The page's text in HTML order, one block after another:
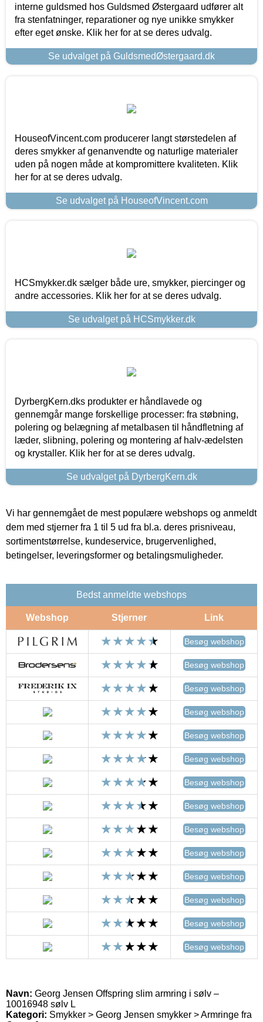
interne guldsmed hos Guldsmed Østergaard udfører alt
fra stenfatninger, reparationer og nye unikke smykker
efter eget ønske. Klik her for at se deres udvalg.
Se udvalget på GuldsmedØstergaard.dk
HouseofVincent.com producerer langt størstedelen af
deres smykker af genanvendte og naturlige materialer
uden på nogen måde at kompromittere kvaliteten. Klik
her for at se deres udvalg.
Se udvalget på HouseofVincent.com
HCSmykker.dk sælger både ure, smykker, piercinger og
andre accessories. Klik her for at se deres udvalg.
Se udvalget på HCSmykker.dk
DyrbergKern.dks produkter er håndlavede og
gennemgår mange forskellige processer: fra støbning,
polering og belægning af metalbasen til håndfletning af
læder, slibning, polering og montering af halv-ædelsten
og krystaller. Klik her for at se deres udvalg.
Se udvalget på DyrbergKern.dk
Vi har gennemgået de mest populære webshops og anmeldt
dem med stjerner fra 1 til 5 ud fra bl.a. deres prisniveau,
sortimentstørrelse, kundeservice, brugervenlighed,
betingelser, leveringsformer og betalingsmuligheder.
Bedst anmeldte webshops
Webshop Stjerner Link
Besøg webshop
Besøg webshop
Besøg webshop
Besøg webshop
Besøg webshop
Besøg webshop
Besøg webshop
Besøg webshop
Besøg webshop
Besøg webshop
Besøg webshop
Besøg webshop
Besøg webshop
Besøg webshop
Navn: Georg Jensen Offspring slim armring i sølv –
10016948 sølv L
Kategori: Smykker > Georg Jensen smykker > Armringe fra